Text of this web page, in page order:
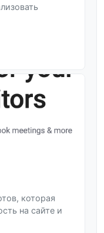
которая
на сайте и